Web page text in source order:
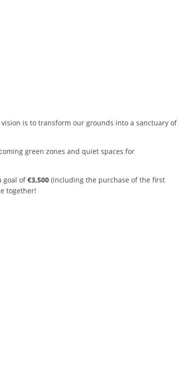
is to transform our grounds into a sanctuary of
green zones and quiet spaces for
goal of€3,500 (including the purchase of the first
together!